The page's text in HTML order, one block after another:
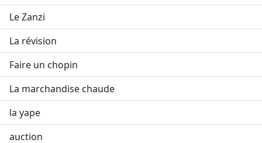
Le Zanzi
La révision
Faire un chopin
La marchandise chaude
la yape
auction